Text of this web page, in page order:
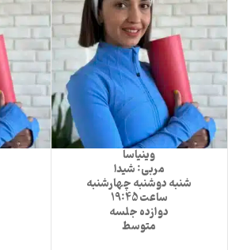
وینیاسا
مربی: شیدا
شنبه دوشنبه چهارشنبه
ساعت 19:45
دوازده جلسه
متوسط